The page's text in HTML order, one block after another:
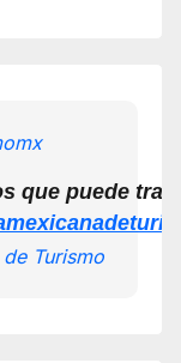
que puede
Turismo